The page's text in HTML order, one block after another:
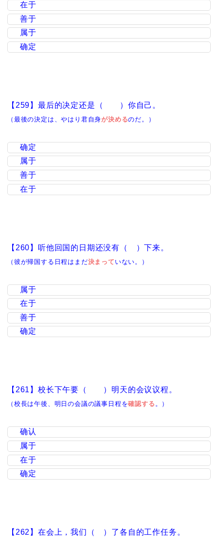
在于
善于
属于
确定
【259】最后的决定还是（ ）你自己。
（最後の決定は、やはり君自身が決めるのだ。）
确定
属于
善于
在于
【260】听他回国的日期还没有（ ）下来。
（彼が帰国する日程はまだ決まって いない。）
属于
在于
善于
确定
【261】校长下午要（ ）明天的会议议程。
（校長は午後、明日の会議の議事日程を確認する 。）
确认
属于
在于
确定
【262】在会上，我们（ ）了各自的工作任务。